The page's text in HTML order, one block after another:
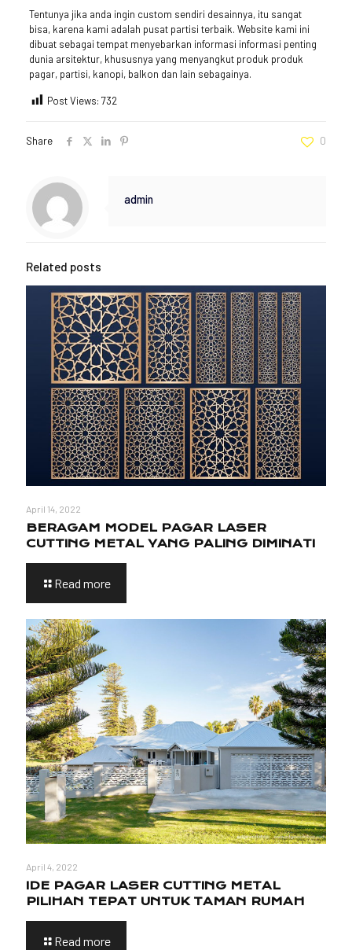
Tentunya jika anda ingin custom sendiri desainnya, itu sangat
bisa, karena kami adalah pusat partisi terbaik. Website kami ini
dibuat sebagai tempat menyebarkan informasi informasi penting
dunia arsitektur, khususnya yang menyangkut produk produk
pagar, partisi, kanopi, balkon dan lain sebagainya.
Post Views: 732
Share 0
admin
Related posts
April 14, 2022
BERAGAM MODEL PAGAR LASER
CUTTING METAL YANG PALING DIMINATI
Read more
April 4, 2022
IDE PAGAR LASER CUTTING METAL
PILIHAN TEPAT UNTUK TAMAN RUMAH
Read more